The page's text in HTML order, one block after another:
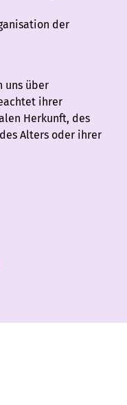
der
uns über
ihrer
Herkunft, des
Alters oder ihrer